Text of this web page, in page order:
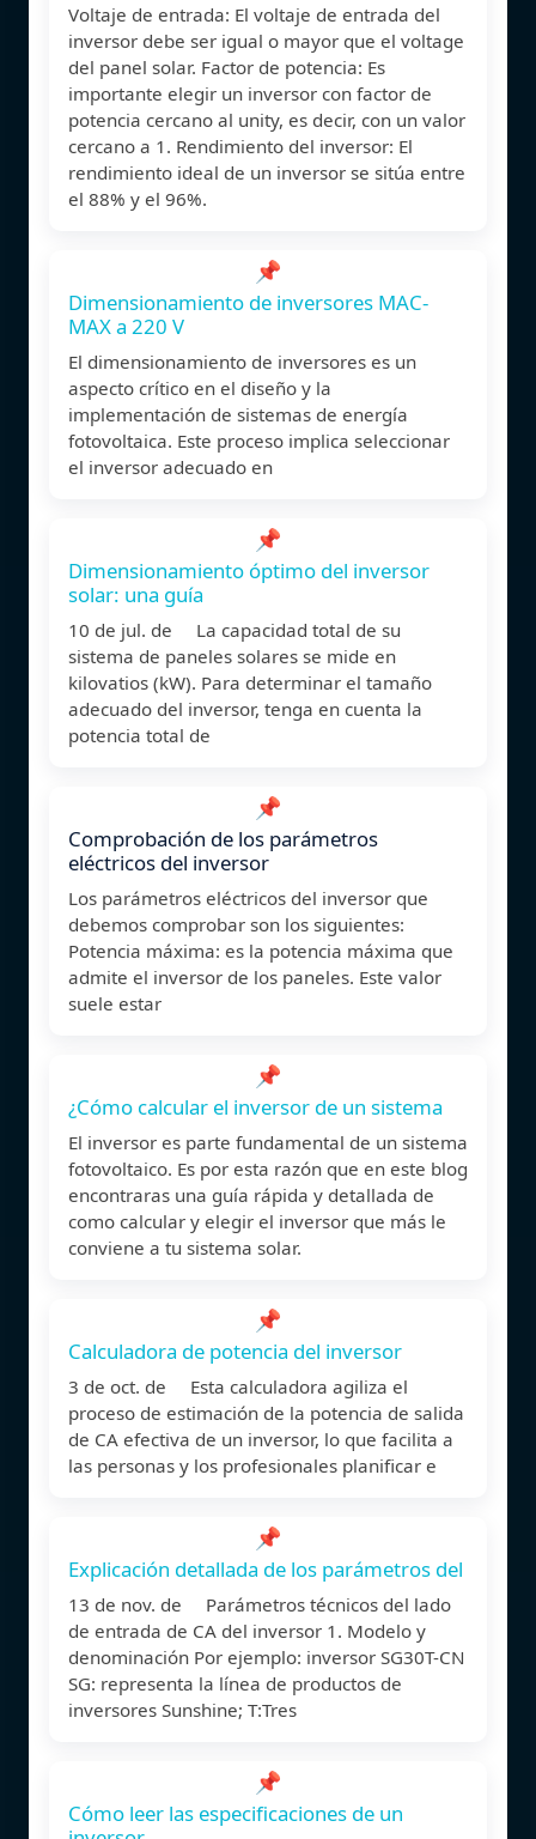
Voltaje de entrada: El voltaje de entrada del
inversor debe ser igual o mayor que el voltage
del panel solar. Factor de potencia: Es
importante elegir un inversor con factor de
potencia cercano al unity, es decir, con un valor
cercano a 1. Rendimiento del inversor: El
rendimiento ideal de un inversor se sitúa entre
el 88% y el 96%.
📌
Dimensionamiento de inversores MAC-
MAX a 220 V
El dimensionamiento de inversores es un
aspecto crítico en el diseño y la
implementación de sistemas de energía
fotovoltaica. Este proceso implica seleccionar
el inversor adecuado en
📌
Dimensionamiento óptimo del inversor
solar: una guía
10 de jul. de La capacidad total de su
sistema de paneles solares se mide en
kilovatios (kW). Para determinar el tamaño
adecuado del inversor, tenga en cuenta la
potencia total de
📌
Comprobación de los parámetros
eléctricos del inversor
Los parámetros eléctricos del inversor que
debemos comprobar son los siguientes:
Potencia máxima: es la potencia máxima que
admite el inversor de los paneles. Este valor
suele estar
📌
¿Cómo calcular el inversor de un sistema
El inversor es parte fundamental de un sistema
fotovoltaico. Es por esta razón que en este blog
encontraras una guía rápida y detallada de
como calcular y elegir el inversor que más le
conviene a tu sistema solar.
📌
Calculadora de potencia del inversor
3 de oct. de Esta calculadora agiliza el
proceso de estimación de la potencia de salida
de CA efectiva de un inversor, lo que facilita a
las personas y los profesionales planificar e
📌
Explicación detallada de los parámetros del
13 de nov. de Parámetros técnicos del lado
de entrada de CA del inversor 1. Modelo y
denominación Por ejemplo: inversor SG30T-CN
SG: representa la línea de productos de
inversores Sunshine; T:Tres
📌
Cómo leer las especificaciones de un